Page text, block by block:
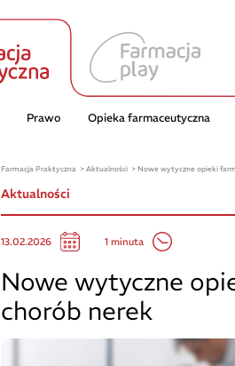
Prawo Opieka farmaceutyczna
Farmacja Praktyczna Aktualności Nowe wytyczne opieki
Aktualności
13.02.2026 1 minuta
Nowe wytyczne
chorób nerek